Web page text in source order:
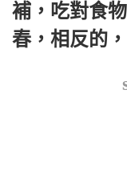
補，吃對食
春，相反的